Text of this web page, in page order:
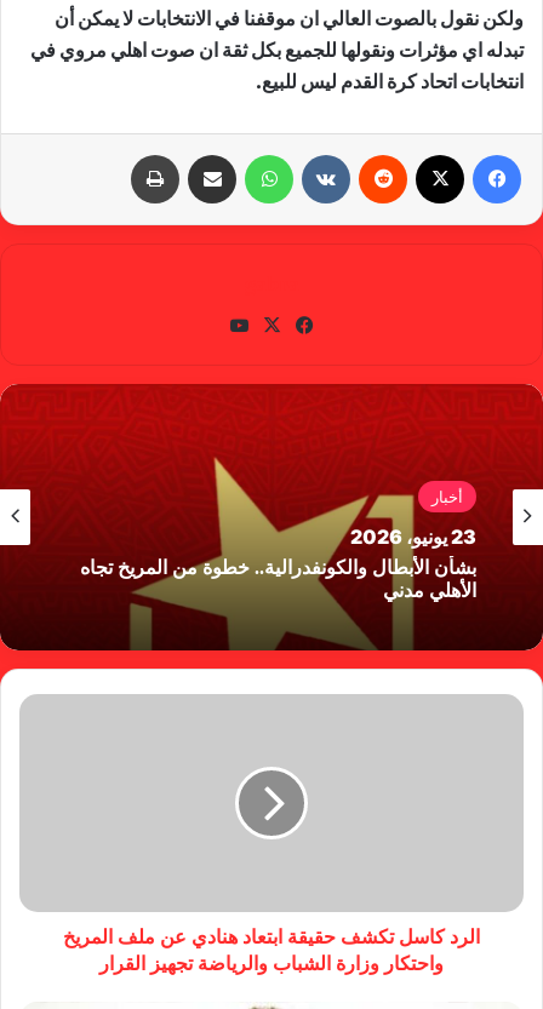
ولكن نقول بالصوت العالي ان موقفنا في الانتخابات لا يمكن أن
تبدله اي مؤثرات ونقولها للجميع بكل ثقة ان صوت اهلي مروي في
انتخابات اتحاد كرة القدم ليس للبيع.
واتساب
في
وك
X
أخبار
23 يونيو، 2026
بشأن الأبطال والكونفدرالية.. خطوة من المريخ تجاه
الأهلي مدني
الرد كاسل تكشف حقيقة ابتعاد هنادي عن ملف المريخ
واحتكار وزارة الشباب والرياضة تجهيز القرار